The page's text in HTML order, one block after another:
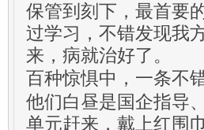
保管到刻下，最首要
过学习，不错发现我
来，病就治好了。
百种惊惧中，一条不
他们白昼是国企指导
单元赶来，戴上红围